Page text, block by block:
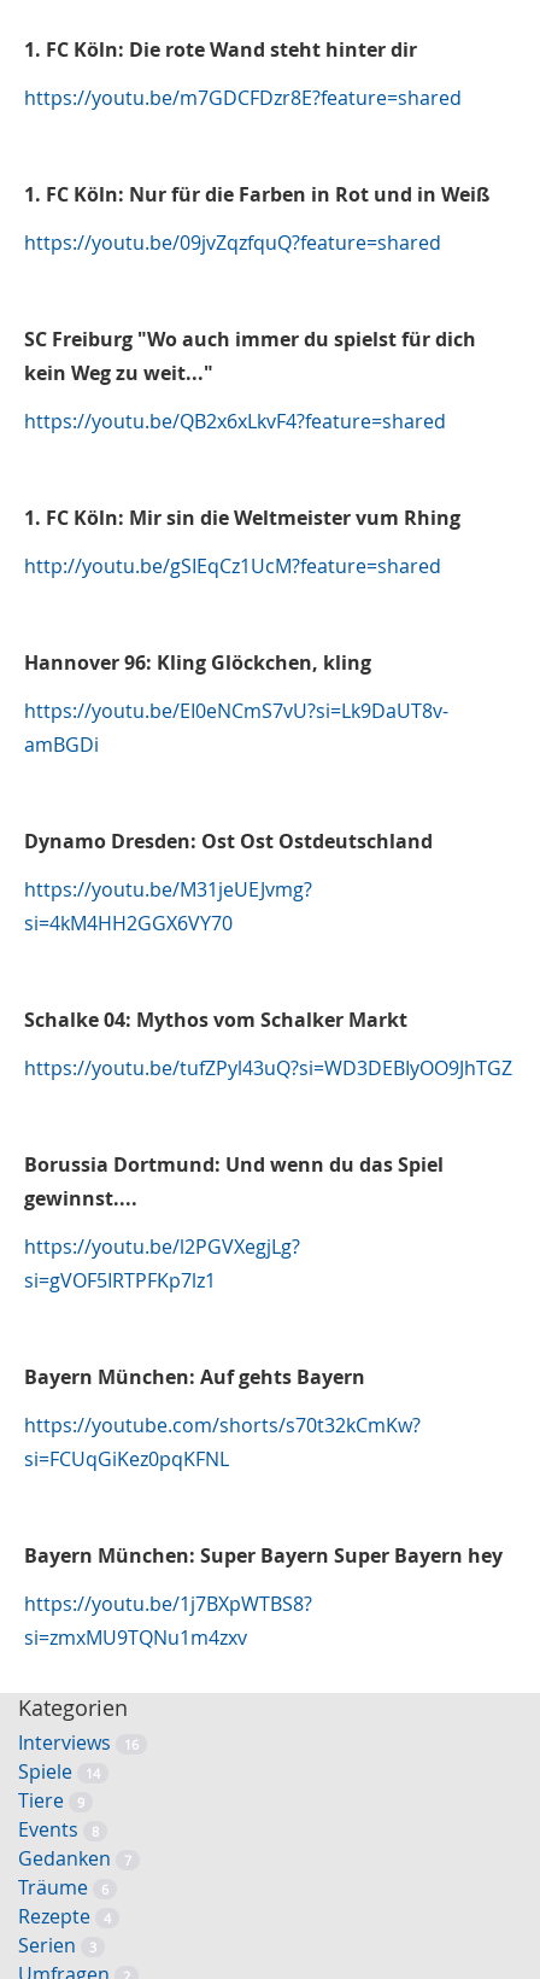
1. FC Köln: Die rote Wand steht hinter dir
https://youtu.be/m7GDCFDzr8E?feature=shared
1. FC Köln: Nur für die Farben in Rot und in Weiß
https://youtu.be/09jvZqzfquQ?feature=shared
SC Freiburg "Wo auch immer du spielst für dich
kein Weg zu weit..."
https://youtu.be/QB2x6xLkvF4?feature=shared
1. FC Köln: Mir sin die Weltmeister vum Rhing
http://youtu.be/gSIEqCz1UcM?feature=shared
Hannover 96: Kling Glöckchen, kling
https://youtu.be/EI0eNCmS7vU?si=Lk9DaUT8v-
amBGDi
Dynamo Dresden: Ost Ost Ostdeutschland
https://youtu.be/M31jeUEJvmg?
si=4kM4HH2GGX6VY70
Schalke 04: Mythos vom Schalker Markt
https://youtu.be/tufZPyl43uQ?si=WD3DEBIyOO9JhTGZ
Borussia Dortmund: Und wenn du das Spiel
gewinnst....
https://youtu.be/l2PGVXegjLg?
si=gVOF5IRTPFKp7lz1
Bayern München: Auf gehts Bayern
https://youtube.com/shorts/s70t32kCmKw?
si=FCUqGiKez0pqKFNL
Bayern München: Super Bayern Super Bayern hey
https://youtu.be/1j7BXpWTBS8?
si=zmxMU9TQNu1m4zxv
Kategorien
Interviews 16
Spiele 14
Tiere 9
Events 8
Gedanken 7
Träume 6
Rezepte 4
Serien 3
Umfragen